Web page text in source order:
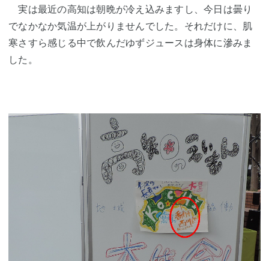
実は最近の高知は朝晩が冷え込みますし、今日は曇り
でなかなか気温が上がりませんでした。それだけに、肌
寒さすら感じる中で飲んだゆずジュースは身体に滲みま
した。